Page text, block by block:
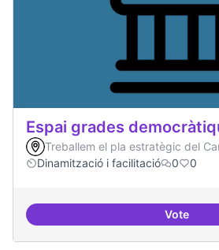
Espai grades
Treballem el pla estratègic del
Dinamització i facilitació
0 0
VoteEspai